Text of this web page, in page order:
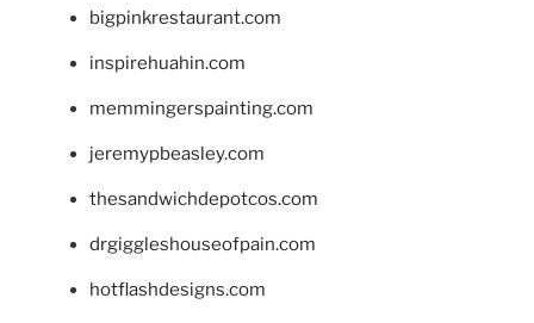
bigpinkrestaurant.com
inspirehuahin.com
memmingerspainting.com
jeremypbeasley.com
thesandwichdepotcos.com
drgiggleshouseofpain.com
hotflashdesigns.com